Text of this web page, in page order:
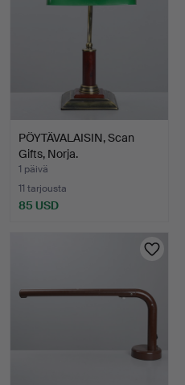
PÖYTÄVALAISIN, Scan
Gifts, Norja.
1 päivä
11 tarjousta
85 USD